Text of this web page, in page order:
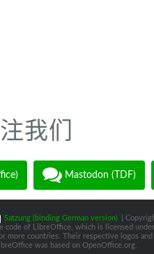
我们
Mastodon (TDF)
Satzung (binding German version)
|
code of LibreOffice, which is licensed
countries. Their respective logos
was based on OpenOffice.org.